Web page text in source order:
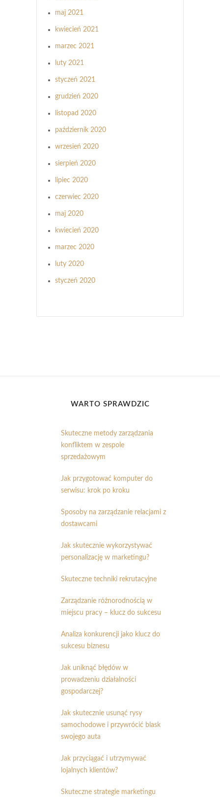
maj 2021
kwiecień 2021
marzec 2021
luty 2021
styczeń 2021
grudzień 2020
listopad 2020
październik 2020
wrzesień 2020
sierpień 2020
lipiec 2020
czerwiec 2020
maj 2020
kwiecień 2020
marzec 2020
luty 2020
styczeń 2020
WARTO SPRAWDZIĆ
Skuteczne metody zarządzania
konfliktem w zespole
sprzedażowym
Jak przygotować komputer do
serwisu: krok po kroku
Sposoby na zarządzanie relacjami z
dostawcami
Jak skutecznie wykorzystywać
personalizację w marketingu?
Skuteczne techniki rekrutacyjne
Zarządzanie różnorodnością w
miejscu pracy – klucz do sukcesu
Analiza konkurencji jako klucz do
sukcesu biznesu
Jak uniknąć błędów w
prowadzeniu działalności
gospodarczej?
Jak skutecznie usunąć rysy
samochodowe i przywrócić blask
swojego auta
Jak przyciągać i utrzymywać
lojalnych klientów?
Skuteczne strategie marketingu